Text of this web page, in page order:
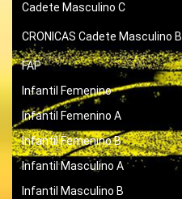
Cadete Masculino C
CRONICAS Cadete Masculino B
FAP
Infantil Femenino
Infantil Femenino A
Infantil Femenino B
Infantil Masculino A
Infantil Masculino B